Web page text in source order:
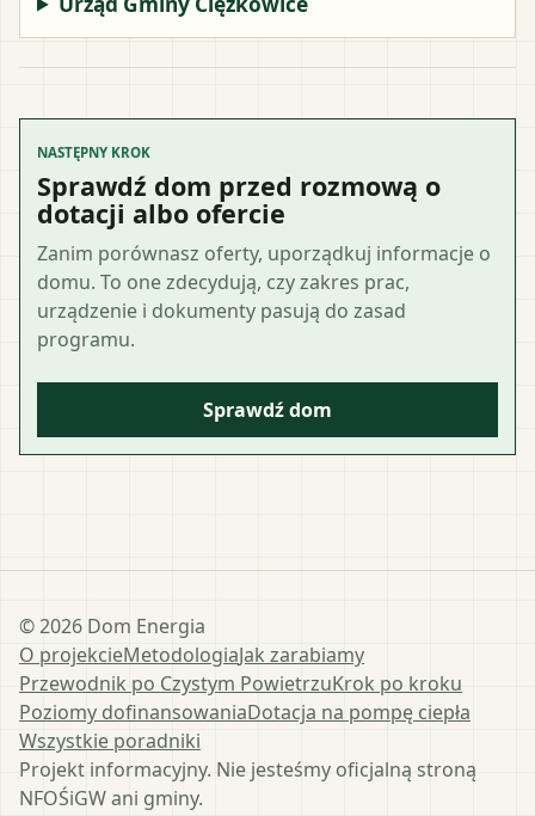
NASTĘPNY KROK
Sprawdź dom przed rozmową o
dotacji albo ofercie
Zanim porównasz oferty, uporządkuj informacje o
domu. To one zdecydują, czy zakres prac,
urządzenie i dokumenty pasują do zasad
programu.
Sprawdź dom
©2026 Dom Energia
O projekcieMetodologiaJak zarabiamy
Przewodnik po Czystym PowietrzuKrok po kroku
Poziomy dofinansowaniaDotacja na pompę ciepła
Wszystkie poradniki
Projekt informacyjny. Nie jesteśmy oficjalną stroną
NFOŚiGW ani gminy.